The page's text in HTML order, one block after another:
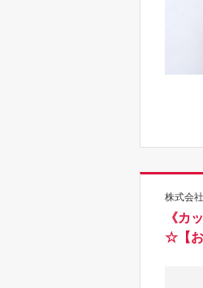
株式会
《カ
☆【お